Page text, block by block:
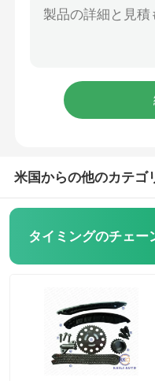
VVTのキット
可変的なタイミング
タイミングのチェ
米国からの他のカテゴ
タイミングのチェー